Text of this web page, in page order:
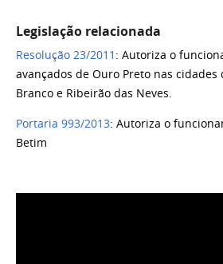
Legislação relacionada
Resolução 23/2011 : Autoriza o
avançados de Ouro Preto nas cidades
Branco e Ribeirão das Neves.
Portaria 993/2013: Autoriza o
Betim